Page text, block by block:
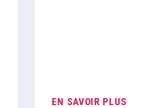
EN SAVOIR PLUS